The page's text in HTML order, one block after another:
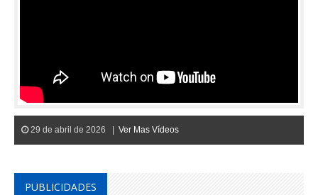
29 de abril de 2026 | Ver Mas Vídeos
PUBLICIDADES